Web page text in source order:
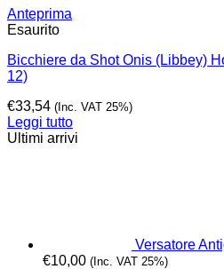
Anteprima
Esaurito
Bicchiere da Shot Onis (Libbey)
12)
€33,54 (Inc. VAT 25%)
Leggi tutto
Ultimi arrivi
Versatore
€10,00 (Inc. VAT 25%)